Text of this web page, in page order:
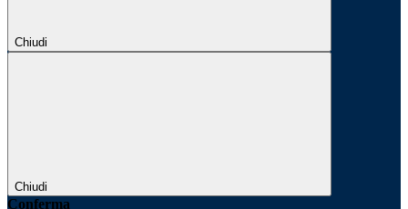
Chiudi
Chiudi
Conferma